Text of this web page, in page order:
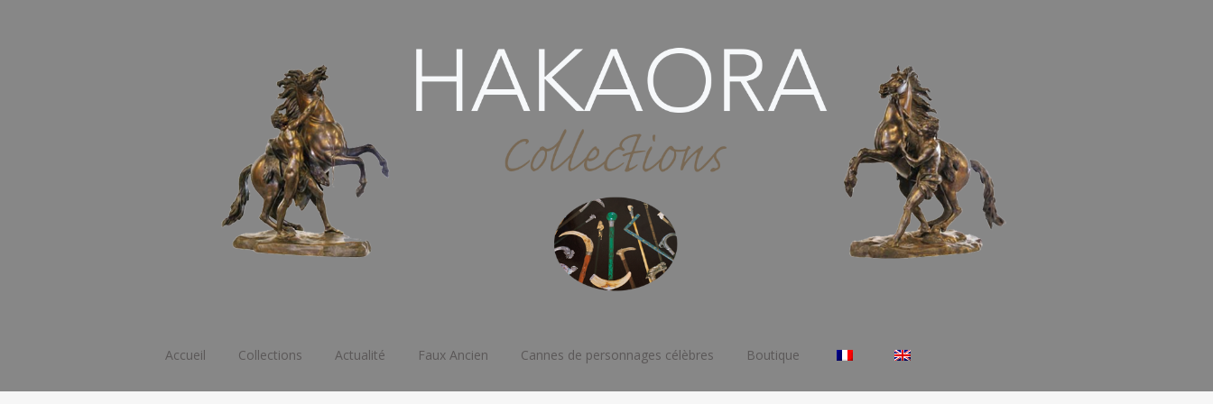
Aller
contenu
Accueil Collections Actualité Faux Ancien Cannes de personnages célèbres Boutique